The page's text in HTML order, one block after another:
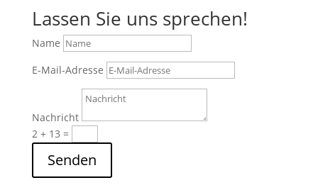
Lassen Sie uns sprechen!
Name
E-Mail-Adresse
Nachricht
2 + 13 =
Senden